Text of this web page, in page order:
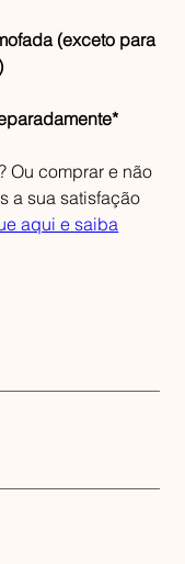
(exceto para
Ou comprar e não
a sua satisfação
aqui e saiba